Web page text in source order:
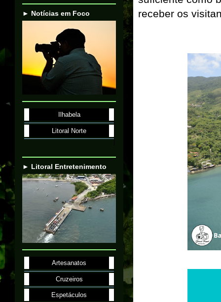
receber os
► Notícias em Foco
Ilhabela
Litoral Norte
► Litoral Entretenimento
Artesanatos
Cruzeiros
Espetáculos